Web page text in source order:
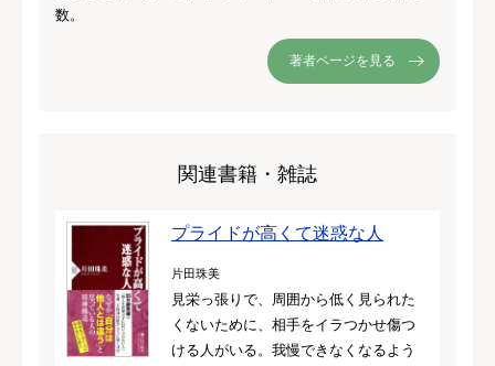
数。
著者ページを見る
関連書籍・雑誌
プライドが高くて迷惑な人
片田珠美
見栄っ張りで、周囲から低く見られた
くないために、相手をイラつかせ傷つ
ける人がいる。我慢できなくなるよう